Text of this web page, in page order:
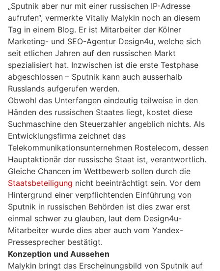
„Sputnik aber nur mit einer russischen IP-Adresse
aufrufen“, vermerkte Vitaliy Malykin noch an diesem
Tag in einem Blog. Er ist Mitarbeiter der Kölner
Marketing- und SEO-Agentur Design4u, welche sich
seit etlichen Jahren auf den russischen Markt
spezialisiert hat. Inzwischen ist die erste Testphase
abgeschlossen – Sputnik kann auch ausserhalb
Russlands aufgerufen werden.
Obwohl das Unterfangen eindeutig teilweise in den
Händen des russischen Staates liegt, kostet diese
Suchmaschine den Steuerzahler angeblich nichts. Als
Entwicklungsfirma zeichnet das
Telekommunikationsunternehmen Rostelecom, dessen
Hauptaktionär der russische Staat ist, verantwortlich.
Gleiche Chancen im Wettbewerb sollen durch die
Staatsbeteiligung nicht beeinträchtigt sein. Vor dem
Hintergrund einer verpflichtenden Einführung von
Sputnik in russischen Behörden ist dies zwar erst
einmal schwer zu glauben, laut dem Design4u-
Mitarbeiter wurde dies aber auch vom Yandex-
Pressesprecher bestätigt.
Konzeption und Aussehen
Malykin bringt das Erscheinungsbild von Sputnik auf